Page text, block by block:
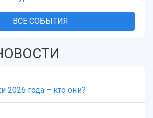
авиационных двигателей
межвузовский кампус
организации
ВСЕ СОБЫТИЯ
2026 года – кто они?